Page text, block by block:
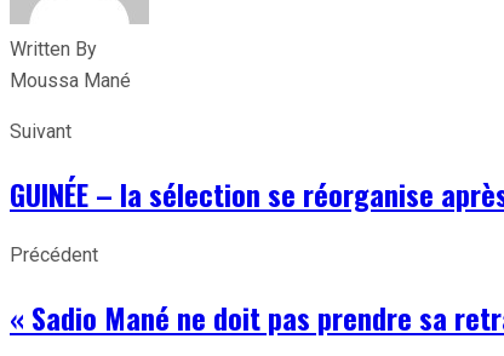
Written By
Moussa Mané
Suivant
GUINÉE – la sélection se réorganise
Précédent
« Sadio Mané ne doit pas prendre sa